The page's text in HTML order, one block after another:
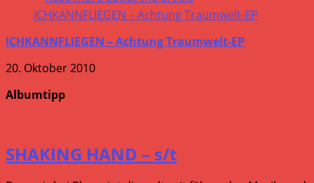
ICHKANNFLIEGEN – Achtung Traumwelt-EP
20. Oktober 2010
Albumtipp
SHAKING HAND – s/t